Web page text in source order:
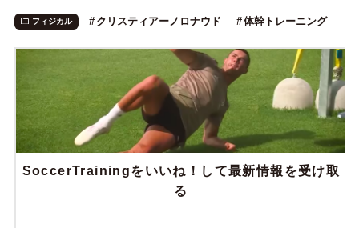
フィジカル クリスティアーノロナウド 体幹トレーニング
SoccerTrainingをいいね！して最新情報を受け取
る